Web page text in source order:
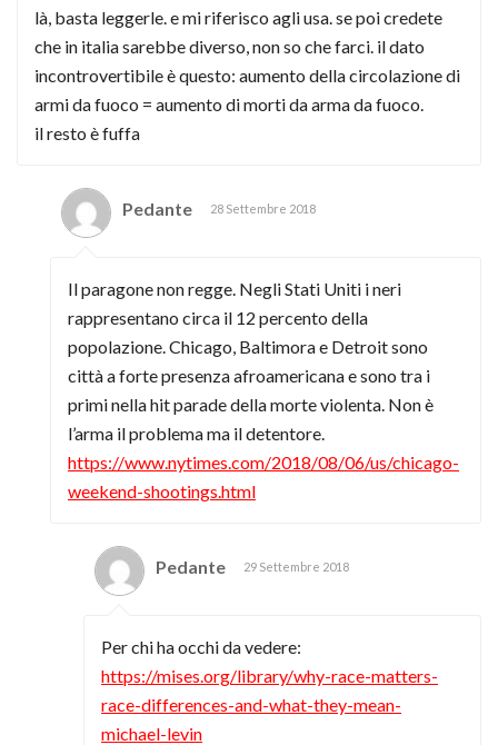
là, basta leggerle. e mi riferisco agli usa. se poi credete
che in italia sarebbe diverso, non so che farci. il dato
incontrovertibile è questo: aumento della circolazione di
armi da fuoco = aumento di morti da arma da fuoco.
il resto è fuffa
Pedante 28 Settembre 2018
Il paragone non regge. Negli Stati Uniti i neri
rappresentano circa il 12 percento della
popolazione. Chicago, Baltimora e Detroit sono
città a forte presenza afroamericana e sono tra i
primi nella hit parade della morte violenta. Non è
l’arma il problema ma il detentore.
https://www.nytimes.com/2018/08/06/us/chicago-
weekend-shootings.html
Pedante 29 Settembre 2018
Per chi ha occhi da vedere:
https://mises.org/library/why-race-matters-
race-differences-and-what-they-mean-
michael-levin